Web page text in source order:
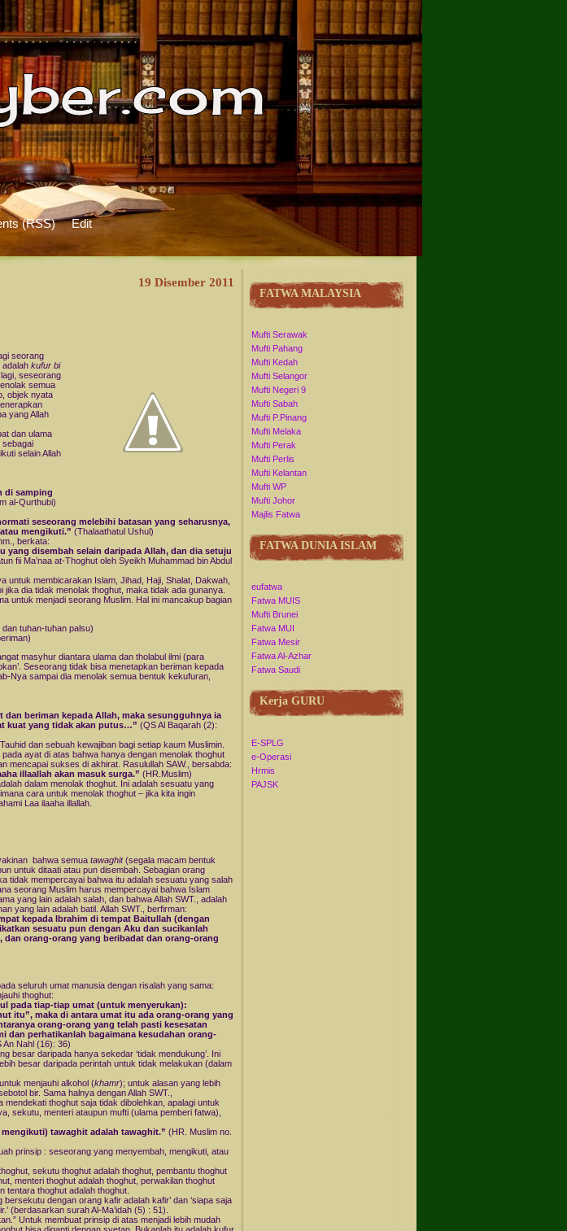
(RSS) Edit
19 Disember 2011
seorang
adalah kufur bi
seseorang
semua
objek nyata
yang Allah
dan ulama
sebagai
selain Allah
di samping
al-Qurthubi)
seseorang melebihi batasan yang seharusnya,
mengikuti.” (Thalaathatul Ushul)
berkata:
yang disembah selain daripada Allah, dan dia setuju
fii Ma’naa at-Thoghut oleh Syeikh Muhammad bin Abdul
untuk membicarakan Islam, Jihad, Haji, Shalat, Dakwah,
jika dia tidak menolak thoghut, maka tidak ada gunanya.
untuk menjadi seorang Muslim. Hal ini mancakup bagian
tuhan-tuhan palsu)
masyhur diantara ulama dan tholabul ilmi (para
Seseorang tidak bisa menetapkan beriman kepada
Nya sampai dia menolak semua bentuk kekufuran,
beriman kepada Allah, maka sesungguhnya ia
kuat yang tidak akan putus…” (QS Al Baqarah (2):
dan sebuah kewajiban bagi setiap kaum Muslimin.
ayat di atas bahwa hanya dengan menolak thoghut
mencapai sukses di akhirat. Rasulullah SAW., bersabda:
illaallah akan masuk surga.” (HR.Muslim)
dalam menolak thoghut. Ini adalah sesuatu yang
cara untuk menolak thoghut – jika kita ingin
Laa ilaaha illallah.
bahwa semua tawaghit(segala macam bentuk
untuk ditaati atau pun disembah. Sebagian orang
tidak mempercayai bahwa itu adalah sesuatu yang salah
seorang Muslim harus mempercayai bahwa Islam
yang lain adalah salah, dan bahwa Allah SWT., adalah
yang lain adalah batil. Allah SWT., berfirman:
kepada Ibrahim di tempat Baitullah (dengan
sesuatu pun dengan Aku dan sucikanlah
orang-orang yang beribadat dan orang-orang
seluruh umat manusia dengan risalah yang sama:
thoghut:
pada tiap-tiap umat (untuk menyerukan):
itu”, maka di antara umat itu ada orang-orang yang
orang-orang yang telah pasti kesesatan
dan perhatikanlah bagaimana kesudahan orang-
An Nahl (16): 36)
besar daripada hanya sekedar ‘tidak mendukung’. Ini
besar daripada perintah untuk tidak melakukan (dalam
menjauhi alkohol (khamr); untuk alasan yang lebih
bir. Sama halnya dengan Allah SWT.,
thoghut saja tidak dibolehkan, apalagi untuk
sekutu, menteri ataupun mufti (ulama pemberi fatwa),
tawaghit adalah tawaghit.” (HR. Muslim no.
prinsip : seseorang yang menyembah, mengikuti, atau
sekutu thoghut adalah thoghut, pembantu thoghut
menteri thoghut adalah thoghut, perwakilan thoghut
tentara thoghut adalah thoghut.
dengan orang kafir adalah kafir’ dan ‘siapa saja
(berdasarkan surah Al-Ma’idah (5) : 51).
Untuk membuat prinsip di atas menjadi lebih mudah
FATWA MALAYSIA
Mufti Serawak
Mufti Pahang
Mufti Kedah
Mufti Selangor
Mufti Negeri 9
Mufti Sabah
Mufti P.Pinang
Mufti Melaka
Mufti Perak
Mufti Perlis
Mufti Kelantan
Mufti WP
Mufti Johor
Majlis Fatwa
FATWA DUNIA ISLAM
eufatwa
Fatwa MUIS
Mufti Brunei
Fatwa MUI
Fatwa Mesir
Fatwa Al-Azhar
Fatwa Saudi
Kerja GURU
E-SPLG
e-Operasi
Hrmis
PAJSK